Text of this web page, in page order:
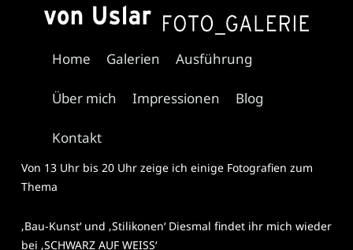
Home Galerien Ausführung
Über mich Impressionen Blog
Kontakt
Juni 28, 2024 Irene von Uslar
Morgen, am 29.06.2024, ist es wieder soweit: Kunst und
Von 13 Uhr bis 20 Uhr zeige ich einige Fotografien zum
Thema
‚Bau-Kunst‘ und ‚Stilikonen‘ Diesmal findet ihr mich wieder
bei ‚SCHWARZ AUF WEISS‘